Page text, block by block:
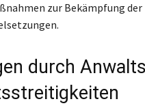
zur Bekämpfung
durch